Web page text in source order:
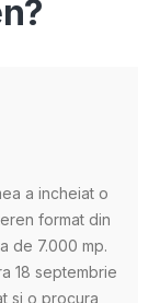
a incheiat o
format din
de 7.000 mp.
18 septembrie
si o procura